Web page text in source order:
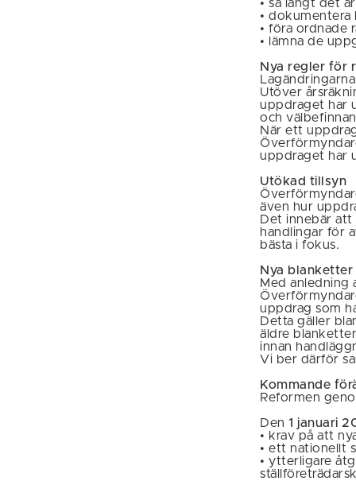
• så långt det
•
• föra ordnade
• lämna de
Nya regler för
Utöver
uppdraget har
och
När ett
uppdraget har
Utökad tillsyn
även hur
Det innebär
handlingar för
bästa i fokus.
Nya blanketter
Med anledning
uppdrag som
Detta gäller
äldre
innan
Vi ber därför
Kommande
Reformen
Den 1 januari
• krav på att
• ett nationellt
• ytterligare